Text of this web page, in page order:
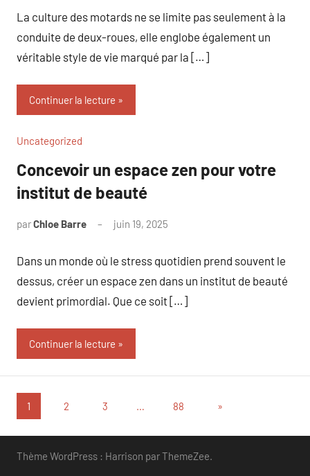
La culture des motards ne se limite pas seulement à la
conduite de deux-roues, elle englobe également un
véritable style de vie marqué par la […]
Continuer la lecture
Uncategorized
Concevoir un espace zen pour votre
institut de beauté
parChloe Barre juin 19, 2025
Dans un monde où le stress quotidien prend souvent le
dessus, créer un espace zen dans un institut de beauté
devient primordial. Que ce soit […]
Continuer la lecture
Pagination
des
publications
1 2 3 … 88
Articles
»
Thème WordPress : Harrison par ThemeZee.